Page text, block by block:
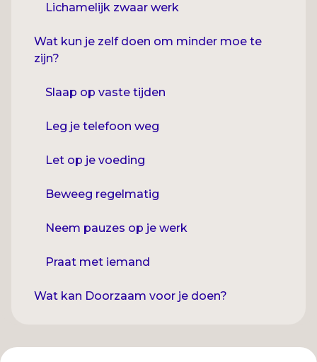
Lichamelijk zwaar werk
Wat kun je zelf doen om minder moe te
zijn?
Slaap op vaste tijden
Leg je telefoon weg
Let op je voeding
Beweeg regelmatig
Neem pauzes op je werk
Praat met iemand
Wat kan Doorzaam voor je doen?